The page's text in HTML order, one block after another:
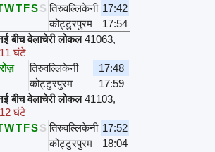
WTFSS तिरुवल्लिकेनी 17:42
कोट्टुरपुरम
17:54
बीच वेलाचेरी लोकल 41063,
घंटे
तिरुवल्लिकेनी
17:48
कोट्टुरपुरम
17:59
बीच वेलाचेरी लोकल 41103,
घंटे
WTFSS तिरुवल्लिकेनी 17:52
कोट्टुरपुरम
18:04